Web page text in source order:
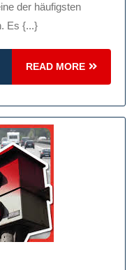
der häufigsten
Es {...}
READ MORE
READ
MORE